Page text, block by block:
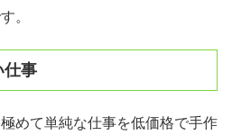
。
仕事
めて単純な仕事を低価格で手作